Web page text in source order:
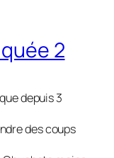
2
depuis 3
des coups